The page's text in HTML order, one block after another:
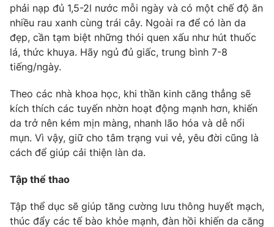
THỜI BÁO VTV
Theo dõi báo trên
Cơ quan chủ quản:Đài Truyền hình Việt Nam
Cơ quan báo chí: Thời báo VTV
Giấy phép hoạt động báo in và báo điện tử số 483/GP-BTTTT
cấp ngày 29/12/2023
Phó Tổng Biên tập:
Nguyễn Trọng Ninh
Tổng đài VTV: 024.38 355 931 - 024.38 355 932
phải nạp đủ 1,5-2l nước mỗi ngày và có một chế độ ăn
nhiều rau xanh cùng trái cây. Ngoài ra để có làn da
đẹp, cần tạm biệt những thói quen xấu như hút thuốc
lá, thức khuya. Hãy ngủ đủ giấc, trung bình 7-8
tiếng/ngày.
Theo các nhà khoa học, khi thần kinh căng thẳng sẽ
kích thích các tuyến nhờn hoạt động mạnh hơn, khiến
da trở nên kém mịn màng, nhanh lão hóa và dễ nổi
mụn. Vì vậy, giữ cho tâm trạng vui vẻ, yêu đời cũng là
cách để giúp cải thiện làn da.
Tập thể thao
Tập thể dục sẽ giúp tăng cường lưu thông huyết mạch,
thúc đẩy các tế bào khỏe mạnh, đàn hồi khiến da căng